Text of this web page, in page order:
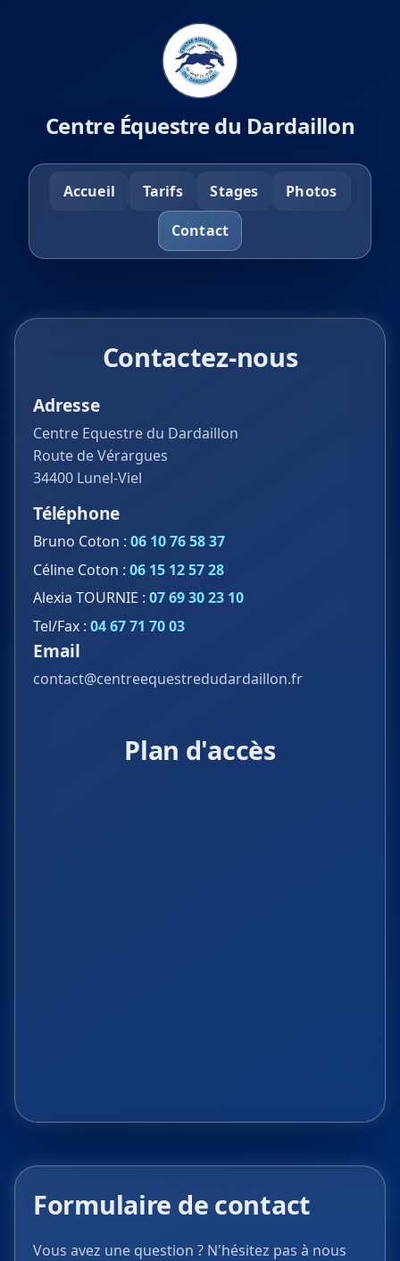
Centre Équestre du Dardaillon
Accueil Tarifs Stages Photos
Contact
Contactez-nous
Adresse
Centre Equestre du Dardaillon
Route de Vérargues
34400 Lunel-Viel
Téléphone
Bruno Coton : 06 10 76 58 37
Céline Coton : 06 15 12 57 28
Alexia TOURNIE : 07 69 30 23 10
Tel/Fax : 04 67 71 70 03
Email
contact@centreequestredudardaillon.fr
Plan d'accès
Formulaire de contact
Vous avez une question ? N'hésitez pas à nous